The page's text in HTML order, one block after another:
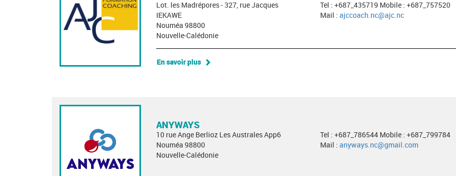
Lot. les Madrépores - 327, rue Jacques
IEKAWE
Nouméa 98800
Nouvelle-Calédonie
Tel : +687_435719 Mobile : +687_757520
Mail : ajccoach.nc@ajc.nc
En savoir plus
ANYWAYS
10 rue Ange Berlioz Les Australes App6
Nouméa 98800
Nouvelle-Calédonie
Tel : +687_786544 Mobile : +687_799784
Mail : anyways.nc@gmail.com